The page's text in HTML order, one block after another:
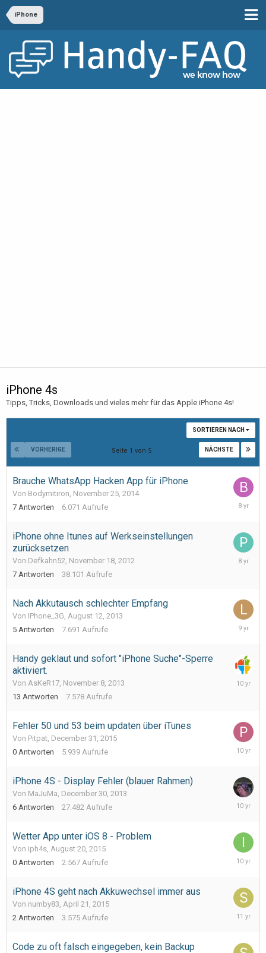
iPhone
iPhone 4s
Tipps, Tricks, Downloads und vieles mehr für das Apple iPhone 4s!
SORTIEREN NACH
VORHERIGE NÄCHSTE
Seite 1 von 5
Brauche WhatsApp Hacken App für iPhone
Von Bodymitiron, November 25, 2014
7 Antworten 6.071 Aufrufe
February
iPhone ohne Itunes auf Werkseinstellungen
zurücksetzen
Von Defkahn52, November 18, 2012
7 Antworten 38.101 Aufrufe
January
Nach Akkutausch schlechter Empfang
Von IPhone_3G, August 12, 2013
5 Antworten 7.691 Aufrufe
October
Handy geklaut und sofort "iPhone Suche"-Sperre
aktiviert.
Von AsKeR17, November 8, 2013
13 Antworten 7.578 Aufrufe
January
Fehler 50 und 53 beim updaten über iTunes
Von Pitpat, December 31, 2015
0 Antworten 5.939 Aufrufe
iPhone 4S - Display Fehler (blauer Rahmen)
Von MaJuMa, December 30, 2013
6 Antworten 27.482 Aufrufe
Wetter App unter iOS 8 - Problem
Von iph4s, August 20, 2015
0 Antworten 2.567 Aufrufe
August
iPhone 4S geht nach Akkuwechsel immer aus
Von numby83, April 21, 2015
2 Antworten 3.575 Aufrufe
June
Code zu oft falsch eingegeben, kein Backup